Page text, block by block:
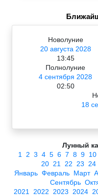
Новолуние
20 августа 2028
13:45
Полнолуние
4 сентября 2028
02:50
18
Лунный
1
2 3 4 5 6 7 8 9 10
20 21 22 23 24
Январь Февраль Март
Сентябрь
2021
2022 2023 2024